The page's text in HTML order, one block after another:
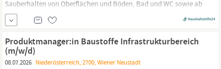
Sauberhalten von Oberflächen und Böden, Bad und WC sowie ab
und zu Fenster. Die möglichen Tage und Zeiten stehen in meinem
Profil. Daran können Sie sich gut orientieren. Wichtig ist uns, dass
Produktmanager:in Baustoffe Infrastrukturbereich
(m/w/d)
08.07.2026 Niederösterreich, 2700, Wiener Neustadt